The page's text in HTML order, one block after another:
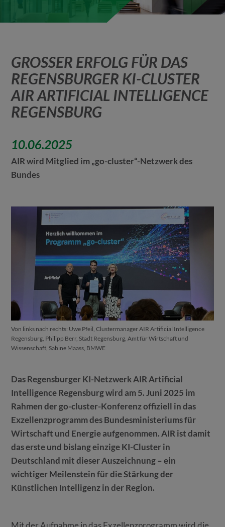
GROSSER ERFOLG FÜR DAS R
EGENSBURGER KI-CLUSTER A
IR ARTIFICIAL INTELLIGENCE R
EGENSBURG
10.06.2025
AIR wird Mitglied im „go-cluster“-Netzwerk des
Bundes
Von links nach rechts: Uwe Pfeil, Clustermanager AIR Artificial Intelligence
Regensburg, Philipp Berr, Stadt Regensburg, Amt für Wirtschaft und
Wissenschaft, Sabine Maass, BMWE
Das Regensburger KI-Netzwerk AIR Artificial
Intelligence Regensburg wird am 5. Juni 2025 im
Rahmen der go-cluster-Konferenz offiziell in das
Exzellenzprogramm des Bundesministeriums für
Wirtschaft und Energie aufgenommen. AIR ist damit
das erste und bislang einzige KI-Cluster in
Deutschland mit dieser Auszeichnung – ein
wichtiger Meilenstein für die Stärkung der
Künstlichen Intelligenz in der Region.